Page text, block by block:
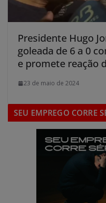
Presidente Hugo
goleada de 6 a 0
e promete reação
23 de maio de 2024
SEU EMPREGO CORRE